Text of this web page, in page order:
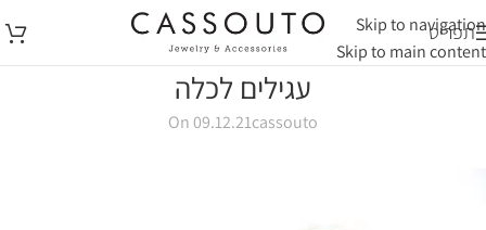
Skip to navigation
Skip to main content
תפריט
עגילים לכלה
cassouto
On 09.12.21